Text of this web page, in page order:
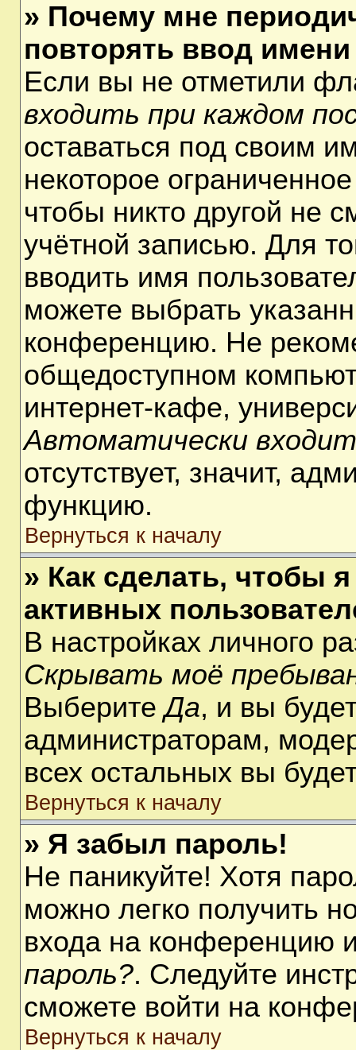
» Почему мне
повторять ввод
Если вы не отметили
входить при каждом
оставаться под своим
некоторое
чтобы никто другой не
учётной записью. Для
вводить имя
можете выбрать
конференцию. Не
общедоступном
интернет-кафе,
Автоматически
отсутствует, значит,
функцию.
Вернуться к началу
» Как сделать, чтобы
активных
В настройках личного
Скрывать моё
ВыберитеДа, и вы
администраторам,
всех остальных вы
Вернуться к началу
» Я забыл пароль!
Не паникуйте! Хотя
можно легко получить
входа на конференцию
пароль?. Следуйте
сможете войти на
Вернуться к началу